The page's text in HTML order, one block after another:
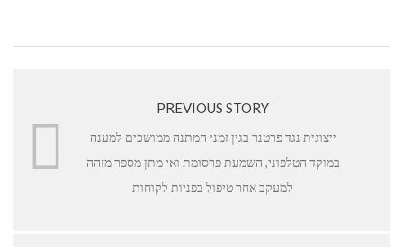
PREVIOUS STORY
ייצוגית נגד פרטנר בגין זמני המתנה ממושכים למענה
במוקד הטלפוני, השמעת פרסומת ואי מתן מספר מזהה
למעקב אחר טיפול בפניות לקוחות